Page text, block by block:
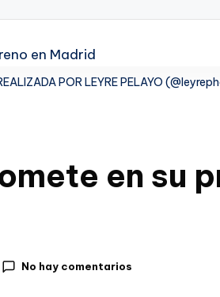
POR LEYRE PELAYO
en su
No hay comentarios